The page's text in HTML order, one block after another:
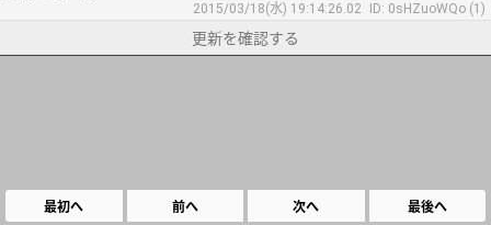
2015/03/18(水) 19:14:26.02 ID: 0sHZuoWQo (1)
更新を確認する
最初へ 前へ 次へ 最後へ